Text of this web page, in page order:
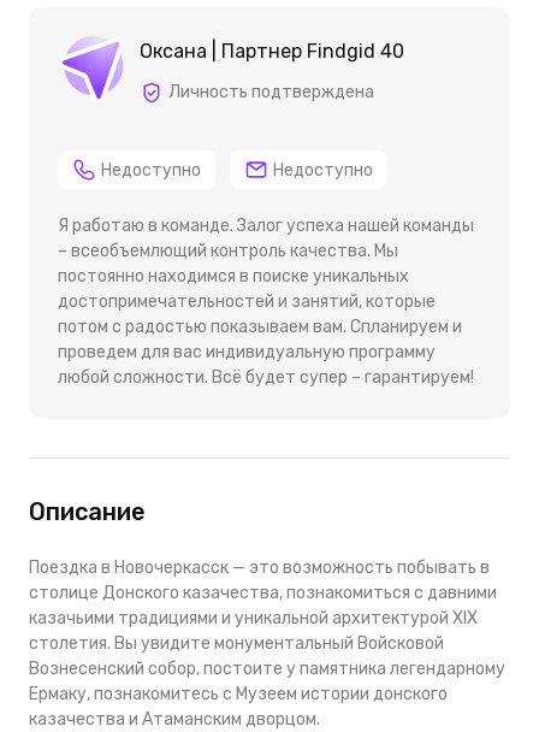
Оксана | Партнер Findgid 40
Личность подтверждена
Недоступно Недоступно
Я работаю в команде. Залог успеха нашей команды
– всеобъемлющий контроль качества. Мы
постоянно находимся в поиске уникальных
достопримечательностей и занятий, которые
потом с радостью показываем вам. Спланируем и
проведем для вас индивидуальную программу
любой сложности. Всё будет супер – гарантируем!
Описание
Поездка в Новочеркасск — это возможность побывать в
столице Донского казачества, познакомиться с давними
казачьими традициями и уникальной архитектурой XIX
столетия. Вы увидите монументальный Войсковой
Вознесенский собор, постоите у памятника легендарному
Ермаку, познакомитесь с Музеем истории донского
казачества и Атаманским дворцом.